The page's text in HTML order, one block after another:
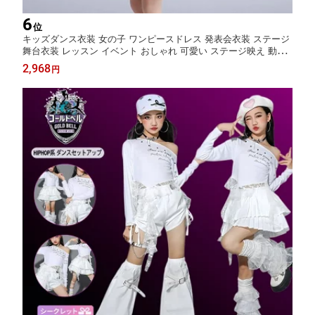
6位
キッズダンス衣装 女の子 ワンピースドレス 発表会衣装 ステージ
舞台衣装 レッスン イベント おしゃれ 可愛い ステージ映え 動き
やすい 子供用 ダンス発表会 団体衣装 個別着用 柔らか素材 姫風
フェミニン チーム衣装
2,968 円